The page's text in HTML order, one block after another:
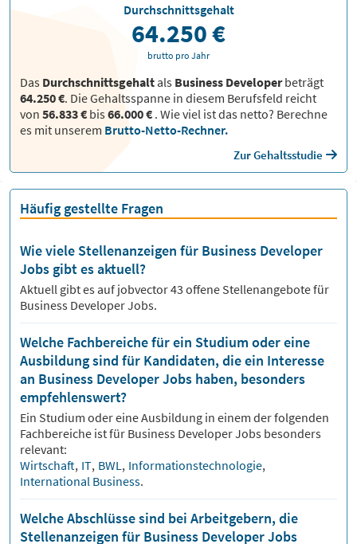
Das Durchschnittsgehaltals Business Developerbeträgt
64.250 €. Die Gehaltsspanne in diesem Berufsfeld reicht
von 56.833 € bis66.000 € . Wie viel ist das netto? Berechne
es mit unserem Brutto-Netto-Rechner.
Zur Gehaltsstudie
Durchschnittsgehalt
64.250 €
brutto pro Jahr
Häufig gestellte Fragen
Wie viele Stellenanzeigen für Business Developer
Jobs gibt es aktuell?
Aktuell gibt es auf jobvector43 offene Stellenangebote für
Business Developer Jobs.
Welche Fachbereiche für ein Studium oder eine
Ausbildung sind für Kandidaten, die ein Interesse
an Business Developer Jobs haben, besonders
empfehlenswert?
Ein Studium oder eine Ausbildung in einem der folgenden
Fachbereiche ist für Business DeveloperJobs besonders
relevant:
Wirtschaft, IT, BWL, Informationstechnologie,
International Business.
Welche Abschlüsse sind bei Arbeitgebern, die
Stellenanzeigen für Business Developer Jobs